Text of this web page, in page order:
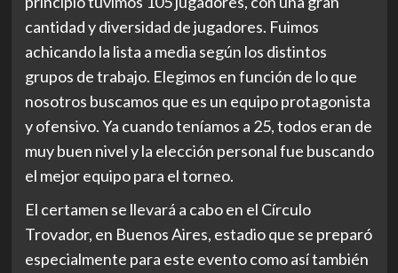
cantidad y diversidad de jugadores. Fuimos
achicando la lista a media según los distintos
grupos de trabajo. Elegimos en función de lo que
nosotros buscamos que es un equipo protagonista
y ofensivo. Ya cuando teníamos a 25, todos eran de
muy buen nivel y la elección personal fue buscando
el mejor equipo para el torneo.
El certamen se llevará a cabo en el Círculo
Trovador, en Buenos Aires, estadio que se preparó
especialmente para este evento como así también